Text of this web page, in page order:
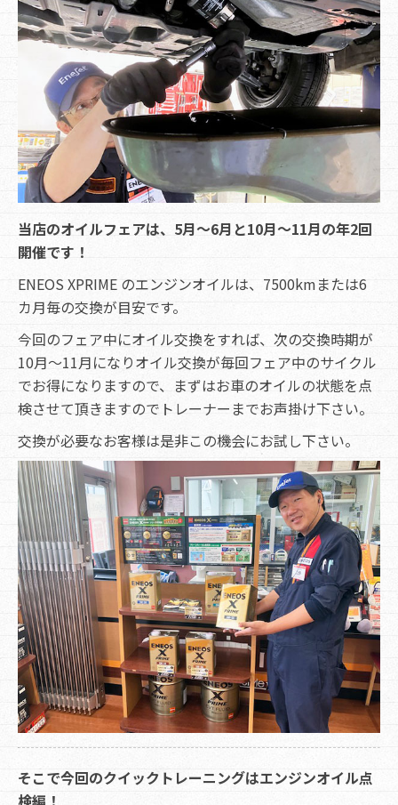
当店のオイルフェアは、5月～6月と10月～11月の年2回
開催です！
ENEOS XPRIME のエンジンオイルは、7500kmまたは6
カ月毎の交換が目安です。
今回のフェア中にオイル交換をすれば、次の交換時期が
10月～11月になりオイル交換が毎回フェア中のサイクル
でお得になりますので、まずはお車のオイルの状態を点
検させて頂きますのでトレーナーまでお声掛け下さい。
交換が必要なお客様は是非この機会にお試し下さい。
そこで今回のクイックトレーニングはエンジンオイル点
検編！